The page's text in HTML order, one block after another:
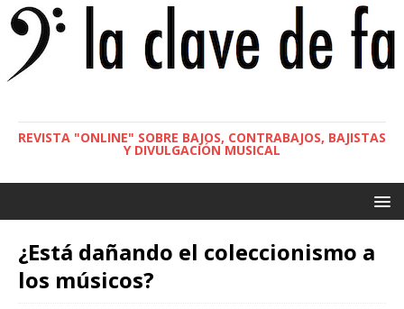
REVISTA "ONLINE" SOBRE BAJOS, CONTRABAJOS, BAJISTAS
Y DIVULGACIÓN MUSICAL
¿Está dañando el coleccionismo a
los músicos?